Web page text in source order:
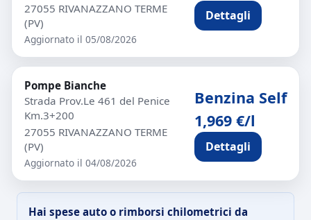
27055 RIVANAZZANO TERME
(PV)
Aggiornato il 05/08/2026
Dettagli
Pompe Bianche
Strada Prov.Le 461 del Penice
Km.3+200
27055 RIVANAZZANO TERME
(PV)
Aggiornato il 04/08/2026
Benzina Self
1,969 €/l
Dettagli
Hai spese auto o rimborsi chilometrici da